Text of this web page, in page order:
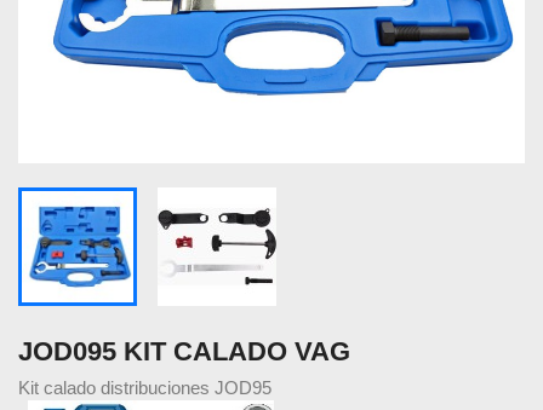
JOD095 KIT CALADO VAG
Kit calado distribuciones JOD95